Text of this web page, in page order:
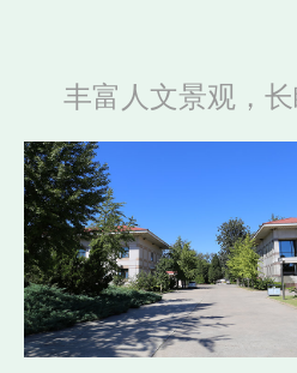
丰富人文景观，